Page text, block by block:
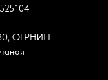
ОГРНИП